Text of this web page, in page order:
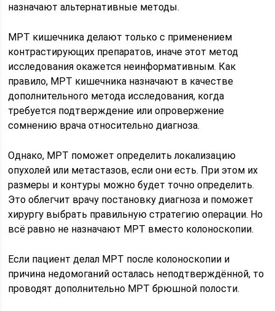
назначают альтернативные методы.
МРТ кишечника делают только с применением
контрастирующих препаратов, иначе этот метод
исследования окажется неинформативным. Как
правило, МРТ кишечника назначают в качестве
дополнительного метода исследования, когда
требуется подтверждение или опровержение
сомнению врача относительно диагноза.
Однако, МРТ поможет определить локализацию
опухолей или метастазов, если они есть. При этом их
размеры и контуры можно будет точно определить.
Это облегчит врачу постановку диагноза и поможет
хирургу выбрать правильную стратегию операции. Но
всё равно не назначают МРТ вместо колоноскопии.
Если пациент делал МРТ после колоноскопии и
причина недомоганий осталась неподтверждённой, то
проводят дополнительно МРТ брюшной полости.